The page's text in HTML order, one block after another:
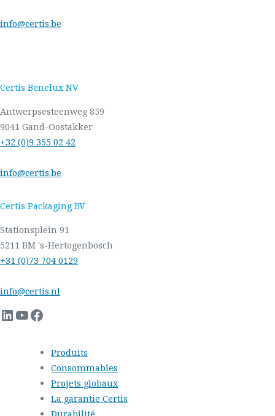
info@certis.be
Certis Benelux NV
Antwerpsesteenweg 859
9041 Gand-Oostakker
+32 (0)9 355 02 42
info@certis.be
Certis Packaging BV
Stationsplein 91
5211 BM 's-Hertogenbosch
+31 (0)73 704 0129
info@certis.nl
LinkedIn YouTube Facebook
Produits
Consommables
Projets globaux
La garantie Certis